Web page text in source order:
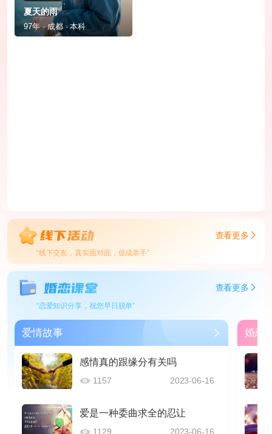
夏天的雨
97年 · 成都 · 本科
查看更多
“线下交友，真实面对面，促成牵手”
查看更多
“恋爱知识分享，祝您早日脱单”
爱情故事
感情真的跟缘分有关吗
1157 2023-06-16
爱是一种委曲求全的忍让
1129 2023-06-16
婚恋